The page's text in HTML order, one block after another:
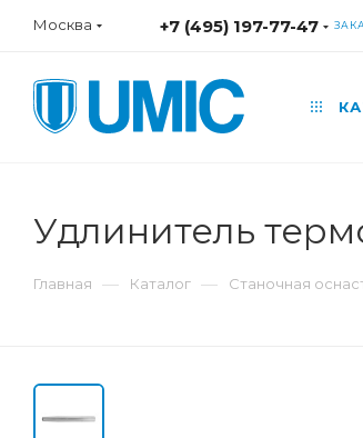
Москва +7 (495) 197-77-47
Удлинитель
Главная — Каталог — Станочная